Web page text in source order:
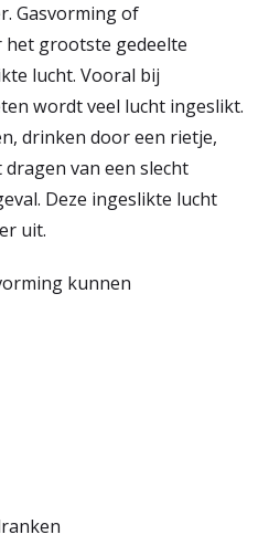
Gasvorming of
grootste gedeelte
lucht. Vooral bij
wordt veel lucht ingeslikt.
drinken door een rietje,
van een slecht
Deze ingeslikte lucht
uit.
kunnen